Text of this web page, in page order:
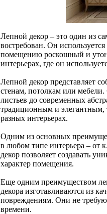
Лепной декор – это один из
востребован. Он
помещению роскошный и
интерьерах, где он
Лепной декор представляет
стенам, потолкам или
листьев до современных
традиционным и элегантным,
разных интерьерах.
Одним из основных
в любом типе интерьера – от
декор позволяет создавать
характер помещения.
Еще одним преимуществом
декора изготавливаются из
повреждениям. Они не
времени.